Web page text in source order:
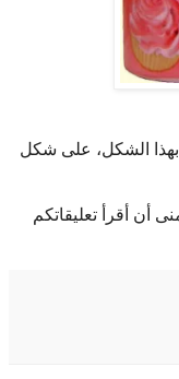
بهذا الشكل، على شكل
أن أقرأ تعليقاتكم